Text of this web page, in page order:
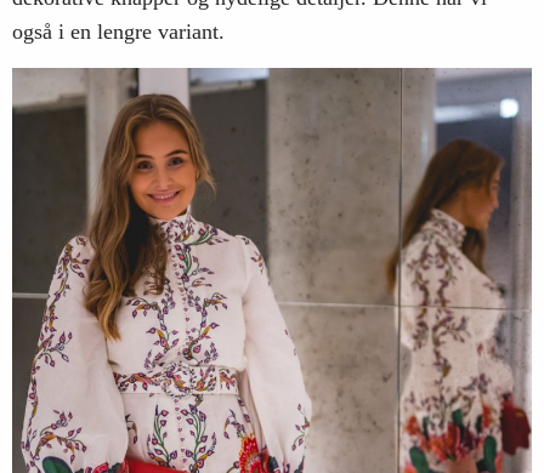
også i en lengre variant.